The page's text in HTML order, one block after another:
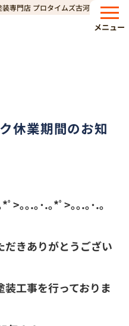
専門店 プロタイムズ古河店
メニュー
🍀ゴールデンウィーク休業期間のお知らせ🍀
休業期間のお知
ﾟ>｡｡.｡･.｡*ﾟ>｡｡.｡･.｡
だきありがとうござい
工事を行っておりま